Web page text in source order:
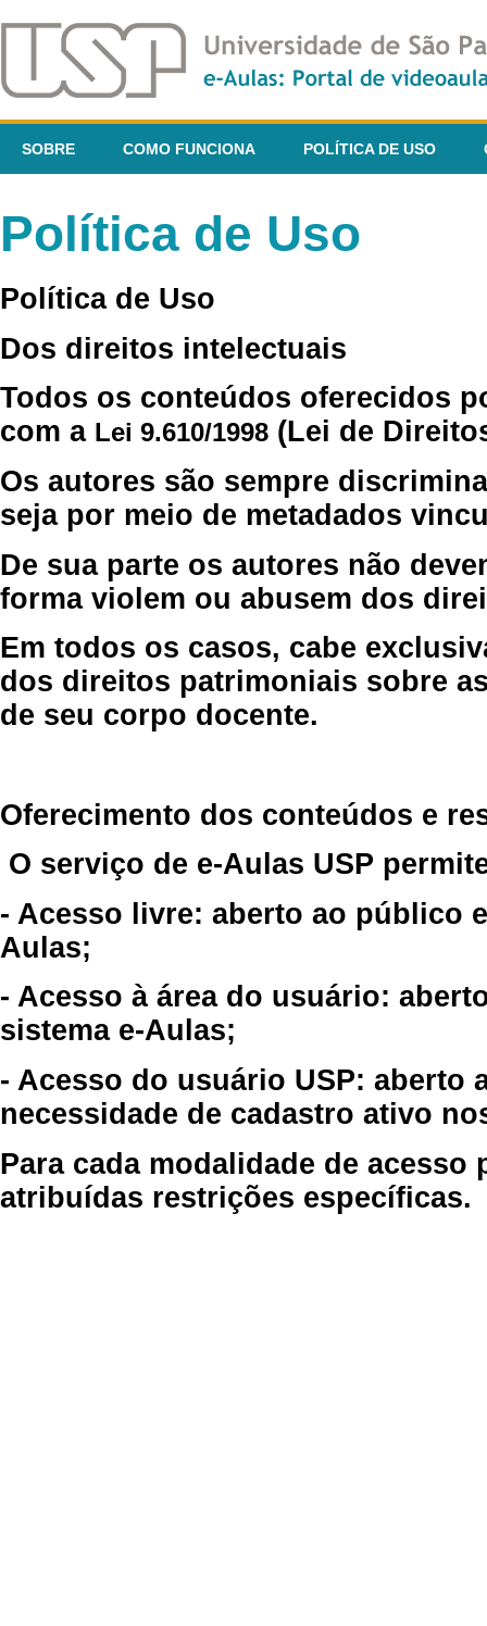
SOBRE COMO FUNCIONA POLÍTICA DE USO
Política de Uso
Política de Uso
Dos direitos intelectuais
Todos os conteúdos oferecidos
com a Lei 9.610/1998 (Lei de
Os autores são sempre
seja por meio de metadados
De sua parte os autores não
forma violem ou abusem dos
Em todos os casos, cabe
dos direitos patrimoniais sobre
de seu corpo docente.
Oferecimento dos conteúdos e
O serviço de e-Aulas USP
- Acesso livre: aberto ao público
Aulas;
- Acesso à área do usuário:
sistema e-Aulas;
- Acesso do usuário USP: aberto
necessidade de cadastro ativo
Para cada modalidade de
atribuídas restrições específicas.